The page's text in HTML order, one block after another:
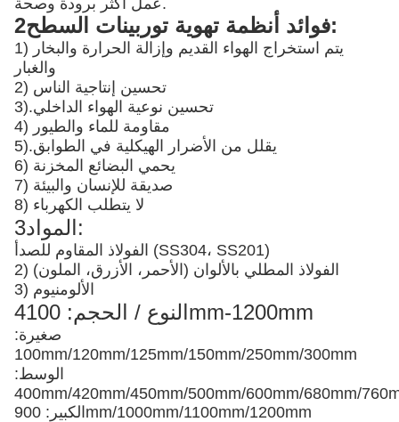
عمل أكثر برودة وصحة.
2فوائد أنظمة تهوية توربينات السطح:
1) يتم استخراج الهواء القديم وإزالة الحرارة والبخار
والغبار
2) تحسين إنتاجية الناس
3).تحسين نوعية الهواء الداخلي
4) مقاومة للماء والطيور
5).يقلل من الأضرار الهيكلية في الطوابق
6) يحمي البضائع المخزنة
7) صديقة للإنسان والبيئة
8) لا يتطلب الكهرباء
3المواد:
الفولاذ المقاوم للصدأ (SS304، SS201)
2) الفولاذ المطلي بالألوان (الأحمر، الأزرق، الملون)
3) الألومنيوم
4النوع / الحجم: 100mm-1200mm
صغيرة:
100mm/120mm/125mm/150mm/250mm/300mm
الوسط:
400mm/420mm/450mm/500mm/600mm/680mm/
الكبير: 900mm/1000mm/1100mm/1200mm